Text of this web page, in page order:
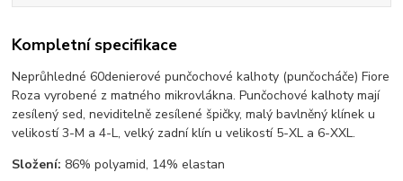
Kompletní specifikace
Neprůhledné 60denierové punčochové kalhoty (punčocháče) Fiore
Roza vyrobené z matného mikrovlákna. Punčochové kalhoty mají
zesílený sed, neviditelně zesílené špičky, malý bavlněný klínek u
velikostí 3-M a 4-L, velký zadní klín u velikostí 5-XL a 6-XXL.
Složení: 86% polyamid, 14% elastan